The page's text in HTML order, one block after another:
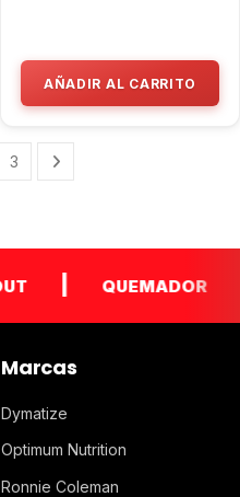
AÑADIR AL CARRITO
3
| QUEMADOR |
Marcas
Dymatize
Optimum Nutrition
Ronnie Coleman